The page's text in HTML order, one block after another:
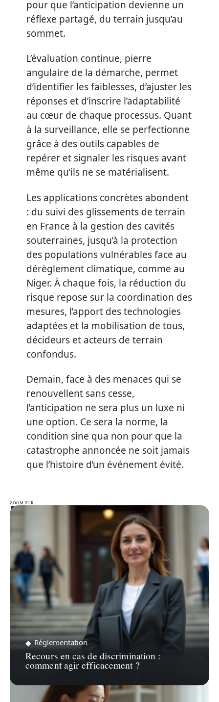
pour que l’anticipation devienne un
réflexe partagé, du terrain jusqu’au
sommet.
L’évaluation continue, pierre
angulaire de la démarche, permet
d’identifier les faiblesses, d’ajuster les
réponses et d’inscrire l’adaptabilité
au cœur de chaque processus. Quant
à la surveillance, elle se perfectionne
grâce à des outils capables de
repérer et signaler les risques avant
même qu’ils ne se matérialisent.
Les applications concrètes abondent
: du suivi des glissements de terrain
en France à la gestion des cavités
souterraines, jusqu’à la protection
des populations vulnérables face au
dérèglement climatique, comme au
Niger. À chaque fois, la réduction du
risque repose sur la coordination des
mesures, l’apport des technologies
adaptées et la mobilisation de tous,
décideurs et acteurs de terrain
confondus.
Demain, face à des menaces qui se
renouvellent sans cesse,
l’anticipation ne sera plus un luxe ni
une option. Ce sera la norme, la
condition sine qua non pour que la
catastrophe annoncée ne soit jamais
que l’histoire d’un événement évité.
ZOOM SUR…
ZOOM SUR…
Réglementation
Recours en cas de discrimination :
comment agir efficacement ?